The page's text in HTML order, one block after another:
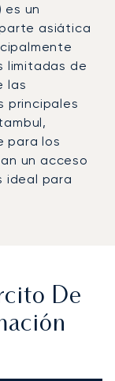
es un
asiática
limitadas de
las
principales
para los
un acceso
ideal para
De